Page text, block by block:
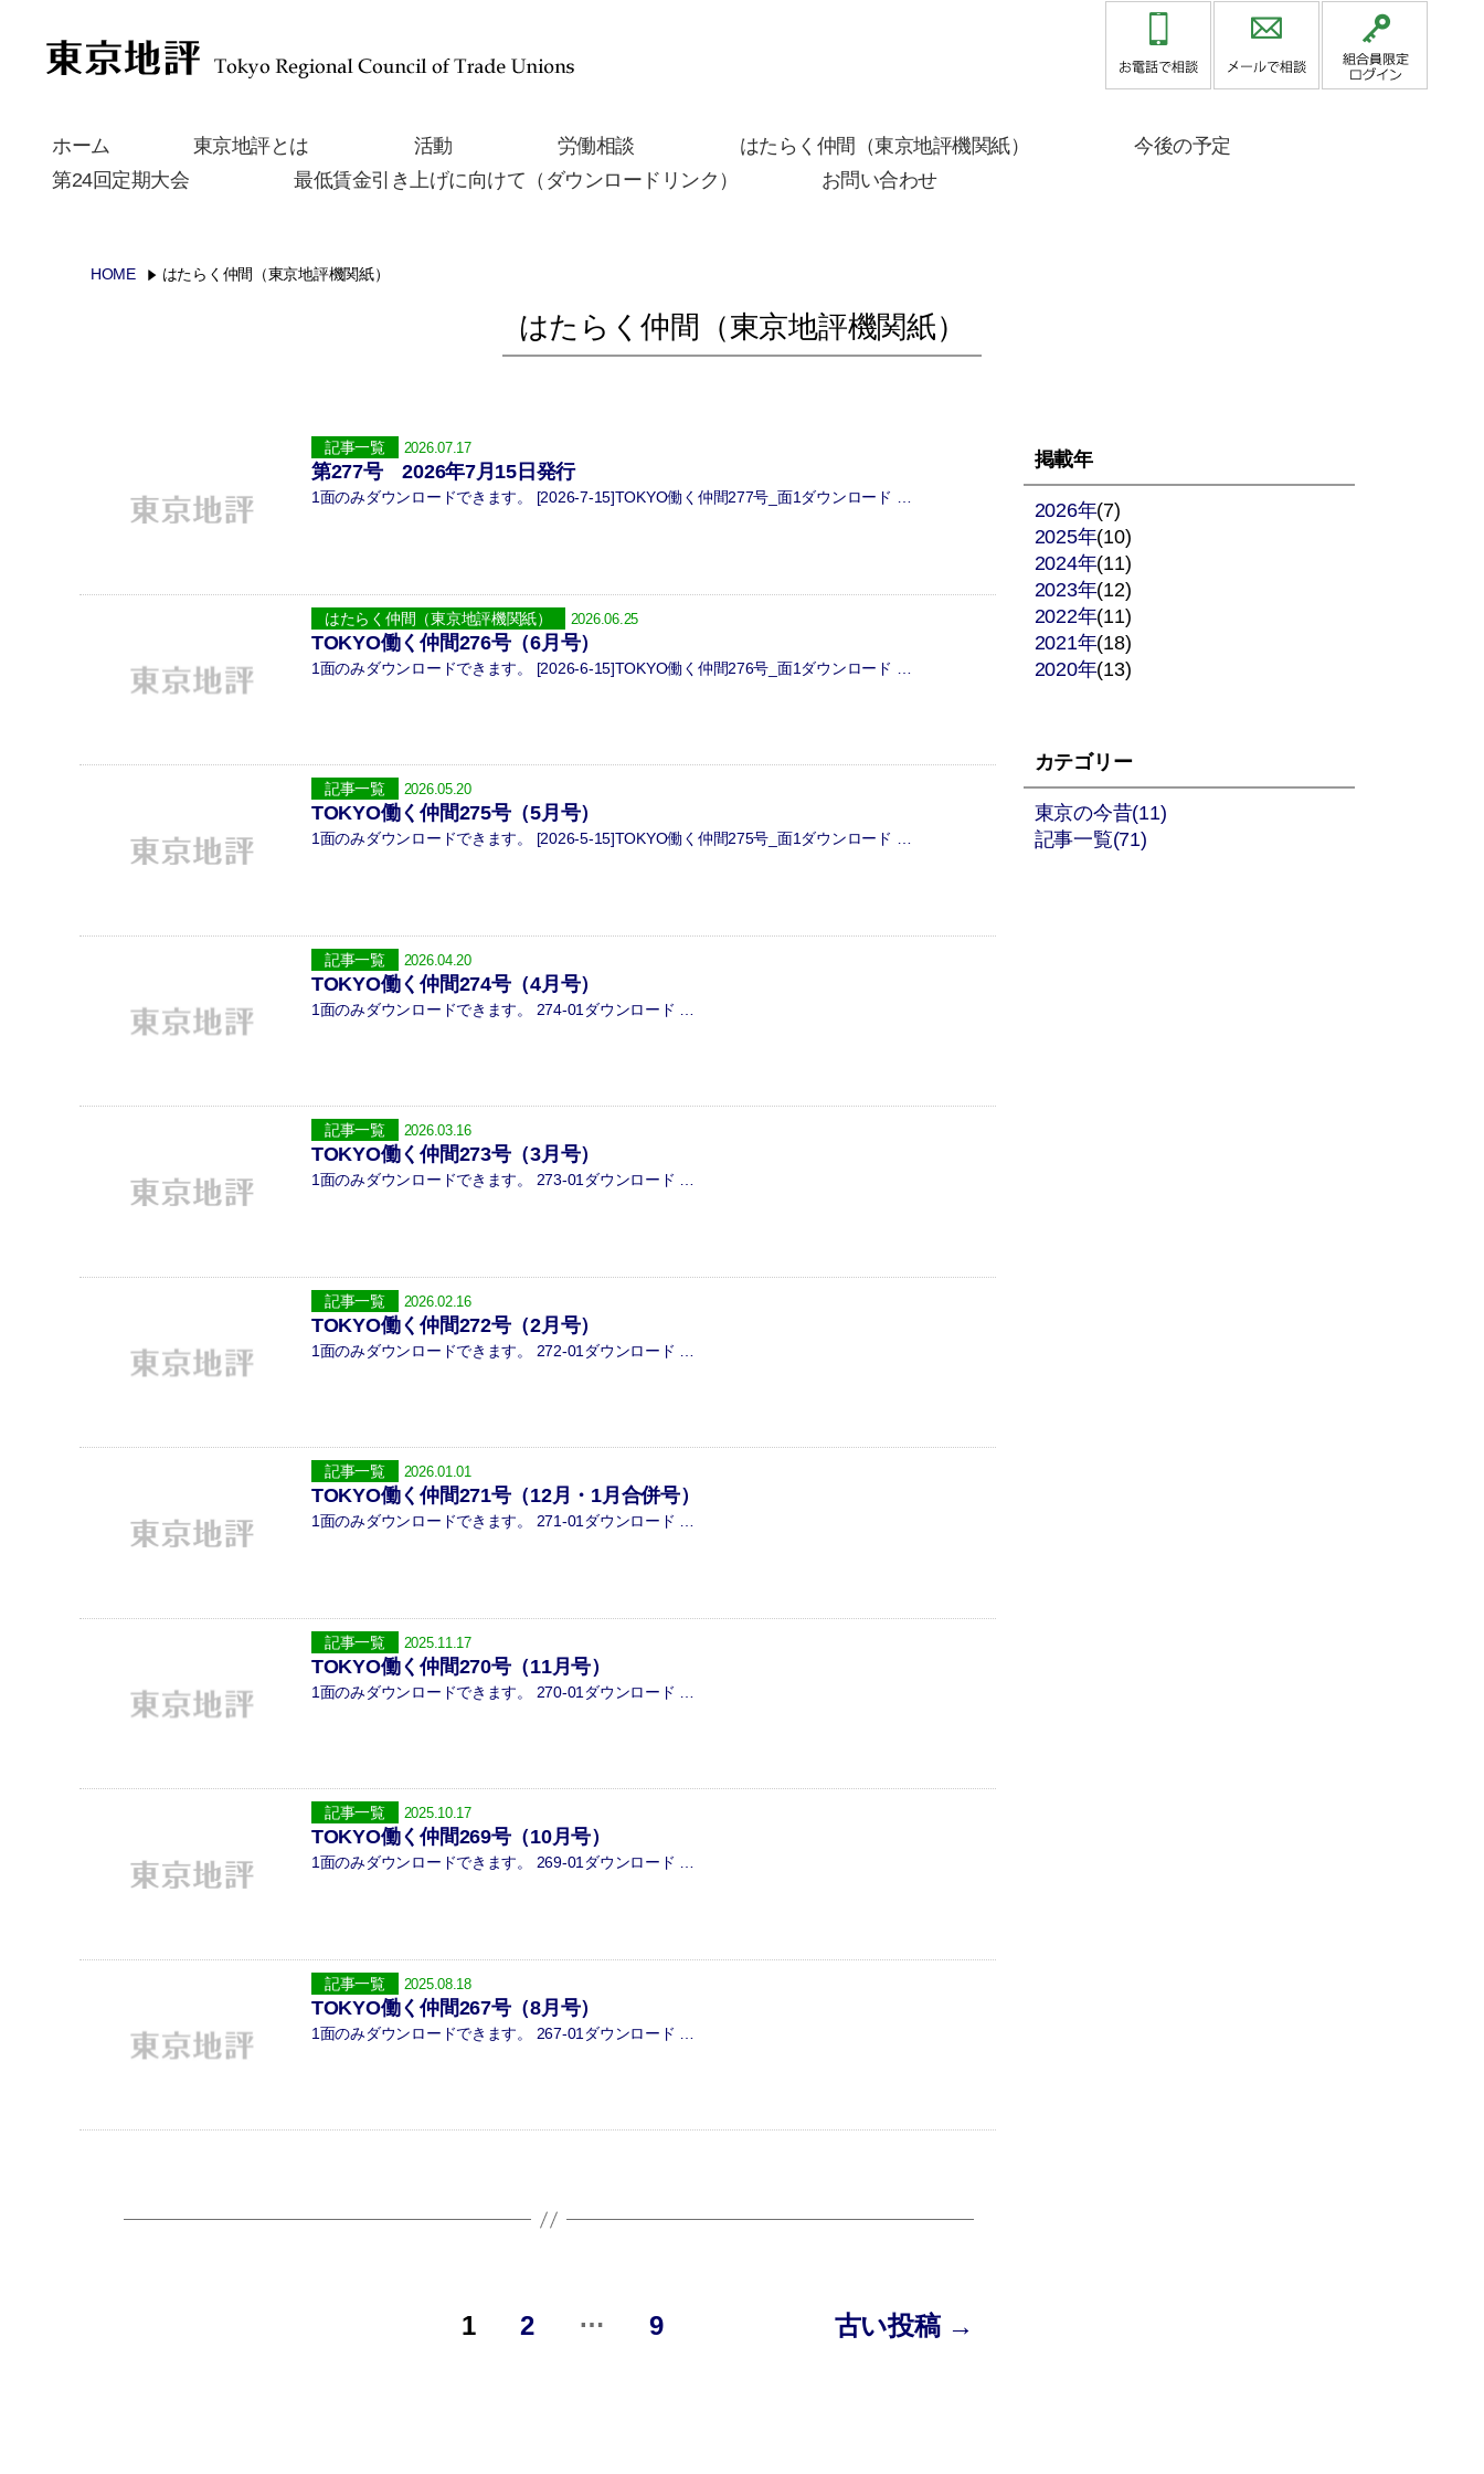
ホーム 東京地評とは 活動 労働相談 はたらく仲間（東京地評機関紙）
今後の予定
第24回定期大会
最低賃金引き上げに向けて（ダウンロードリンク） お問い合わせ
HOME はたらく仲間（東京地評機関紙）
はたらく仲間（東京地評機関紙）
記事一覧 2026.07.17
第277号 2026年7月15日発行
1面のみダウンロードできます。 [2026-7-15]TOKYO働く仲間277号_面1ダウンロード …
はたらく仲間（東京地評機関紙） 2026.06.25
TOKYO働く仲間276号（6月号）
1面のみダウンロードできます。 [2026-6-15]TOKYO働く仲間276号_面1ダウンロード …
記事一覧 2026.05.20
TOKYO働く仲間275号（5月号）
1面のみダウンロードできます。 [2026-5-15]TOKYO働く仲間275号_面1ダウンロード …
記事一覧 2026.04.20
TOKYO働く仲間274号（4月号）
1面のみダウンロードできます。 274-01ダウンロード …
記事一覧 2026.03.16
TOKYO働く仲間273号（3月号）
1面のみダウンロードできます。 273-01ダウンロード …
記事一覧 2026.02.16
TOKYO働く仲間272号（2月号）
1面のみダウンロードできます。 272-01ダウンロード …
記事一覧 2026.01.01
TOKYO働く仲間271号（12月・1月合併号）
1面のみダウンロードできます。 271-01ダウンロード …
記事一覧 2025.11.17
TOKYO働く仲間270号（11月号）
1面のみダウンロードできます。 270-01ダウンロード …
記事一覧 2025.10.17
TOKYO働く仲間269号（10月号）
1面のみダウンロードできます。 269-01ダウンロード …
記事一覧 2025.08.18
TOKYO働く仲間267号（8月号）
1面のみダウンロードできます。 267-01ダウンロード …
1 2 … 9 古い投稿 →
掲載年
2026年(7)
2025年(10)
2024年(11)
2023年(12)
2022年(11)
2021年(18)
2020年(13)
カテゴリー
東京の今昔(11)
記事一覧(71)